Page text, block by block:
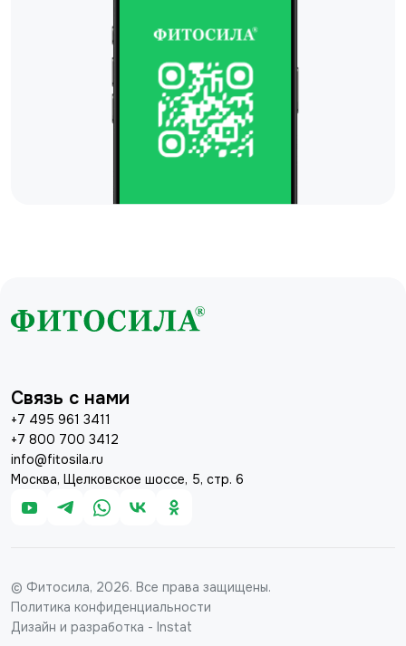
Связь с нами
+7 495 961 3411
+7 800 700 3412
info@fitosila.ru
Москва, Щелковское шоссе, 5, стр. 6
© Фитосила, 2026. Все права защищены.
Политика конфиденциальности
Дизайн и разработка - Instat